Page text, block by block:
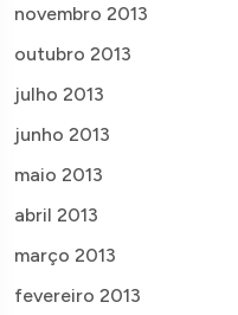
novembro 2013
outubro 2013
julho 2013
junho 2013
maio 2013
abril 2013
março 2013
fevereiro 2013